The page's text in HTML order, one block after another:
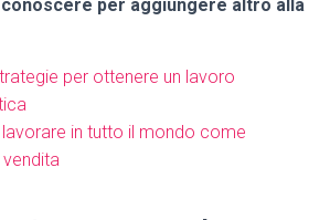
per aggiungere altro alla
per ottenere un lavoro
in tutto il mondo come